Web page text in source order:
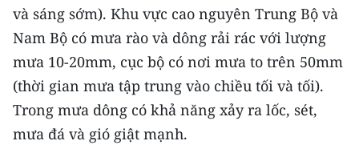
và sáng sớm). Khu vực cao nguyên Trung Bộ và
Nam Bộ có mưa rào và dông rải rác với lượng
mưa 10-20mm, cục bộ có nơi mưa to trên 50mm
(thời gian mưa tập trung vào chiều tối và tối).
Trong mưa dông có khả năng xảy ra lốc, sét,
mưa đá và gió giật mạnh.